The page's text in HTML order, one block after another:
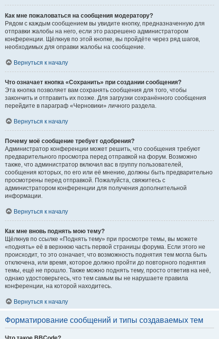
Как мне пожаловаться на сообщения модератору?
Рядом с каждым сообщением вы увидите кнопку, предназначенную для
отправки жалобы на него, если это разрешено администратором
конференции. Щёлкнув по этой кнопке, вы пройдёте через ряд шагов,
необходимых для оправки жалобы на сообщение.
Вернуться к началу
Что означает кнопка «Сохранить» при создании сообщения?
Эта кнопка позволяет вам сохранять сообщения для того, чтобы
закончить и отправить их позже. Для загрузки сохранённого сообщения
перейдите в параграф «Черновики» личного раздела.
Вернуться к началу
Почему моё сообщение требует одобрения?
Администратор конференции может решить, что сообщения требуют
предварительного просмотра перед отправкой на форум. Возможно
также, что администратор включил вас в группу пользователей,
сообщения которых, по его или её мнению, должны быть предварительно
просмотрены перед отправкой. Пожалуйста, свяжитесь с
администратором конференции для получения дополнительной
информации.
Вернуться к началу
Как мне вновь поднять мою тему?
Щёлкнув по ссылке «Поднять тему» при просмотре темы, вы можете
«поднять» её в верхнюю часть первой страницы форума. Если этого не
происходит, то это означает, что возможность поднятия тем могла быть
отключена, или время, которое должно пройти до повторного поднятия
темы, ещё не прошло. Также можно поднять тему, просто ответив на неё,
однако удостоверьтесь, что тем самым вы не нарушаете правила
конференции, на которой находитесь.
Вернуться к началу
Форматирование сообщений и типы создаваемых тем